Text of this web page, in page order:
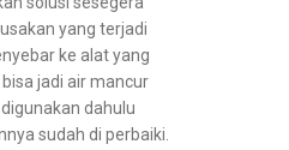
yang terjadi
ke alat yang
bisa jadi air mancur
dahulu
sudah di perbaiki.